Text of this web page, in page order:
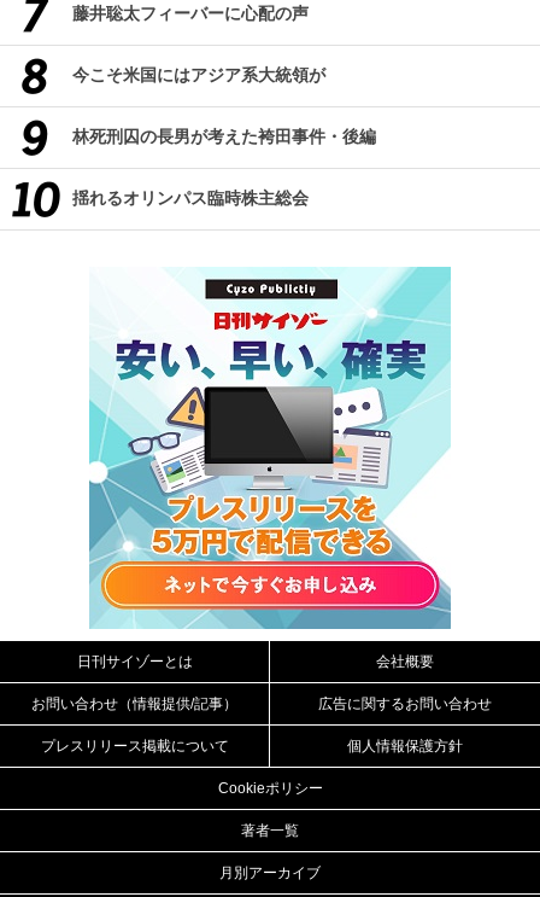
藤井聡太フィーバーに心配の声
今こそ米国にはアジア系大統領が
林死刑囚の長男が考えた袴田事件・後編
揺れるオリンパス臨時株主総会
日刊サイゾーとは 会社概要
お問い合わせ（情報提供/記事） 広告に関するお問い合わせ
プレスリリース掲載について 個人情報保護方針
Cookieポリシー
著者一覧
月別アーカイブ